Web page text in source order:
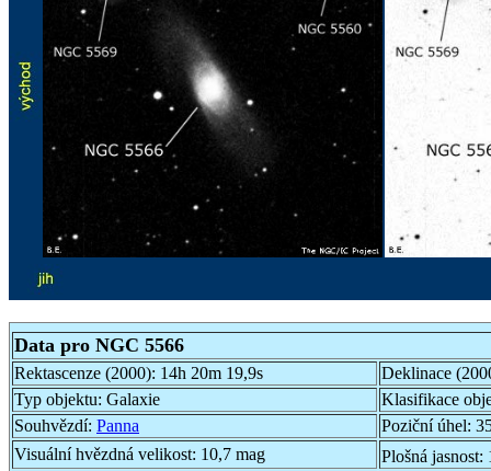
Data pro NGC 5566
Rektascenze (2000): 14h 20m 19,9s
Deklinace
Typ objektu: Galaxie
Klasifikace
Souhvězdí: Panna Poziční úhel:
Visuální hvězdná velikost: 10,7 mag Plošná jasnost: